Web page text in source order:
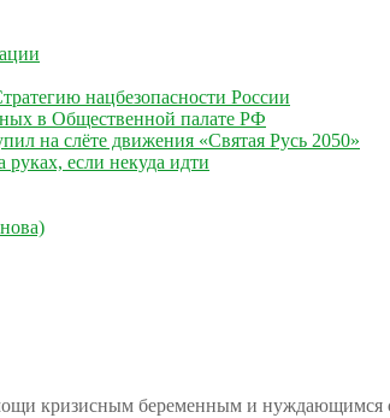
нацбезопасности России
в Общественной палате РФ
на слёте движения «Святая Русь 2050»
если некуда идти
кризисным беременным и нуждающимся